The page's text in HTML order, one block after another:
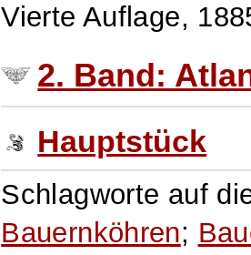
Vierte Auflage,
2. Band:
Hauptstück
Schlagworte auf
Bauernköhren;